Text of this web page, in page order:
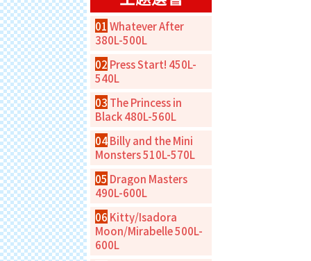
01 Whatever After
380L-500L
02 Press Start! 450L-
540L
03 The Princess in
Black 480L-560L
04Billy and the Mini
Monsters 510L-570L
05 Dragon Masters
490L-600L
06 Kitty/Isadora
Moon/Mirabelle 500L-
600L